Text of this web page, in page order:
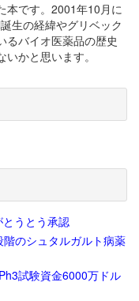
本です。2001年10月に
生の経緯やグリベック
るバイオ医薬品の歴史
かと思います。
うとう承認
のシュタルガルト病薬
試験資金6000万ドル